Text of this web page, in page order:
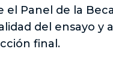
Panel de la
del ensayo
final.